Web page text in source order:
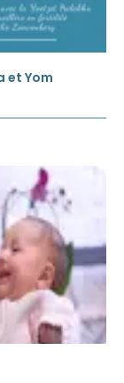
et Yom